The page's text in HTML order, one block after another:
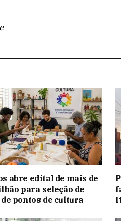
abre edital de mais de
para seleção de
pontos de cultura